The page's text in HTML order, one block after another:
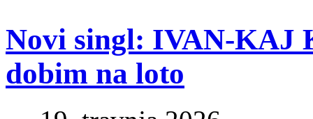
Novi singl: IVAN-KAJ
dobim na loto